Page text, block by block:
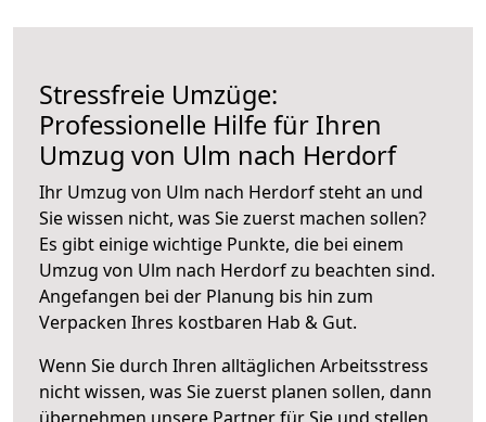
Stressfreie Umzüge:
Professionelle Hilfe für Ihren
Umzug von Ulm nach Herdorf
Ihr Umzug von Ulm nach Herdorf steht an und
Sie wissen nicht, was Sie zuerst machen sollen?
Es gibt einige wichtige Punkte, die bei einem
Umzug von Ulm nach Herdorf zu beachten sind.
Angefangen bei der Planung bis hin zum
Verpacken Ihres kostbaren Hab & Gut.
Wenn Sie durch Ihren alltäglichen Arbeitsstress
nicht wissen, was Sie zuerst planen sollen, dann